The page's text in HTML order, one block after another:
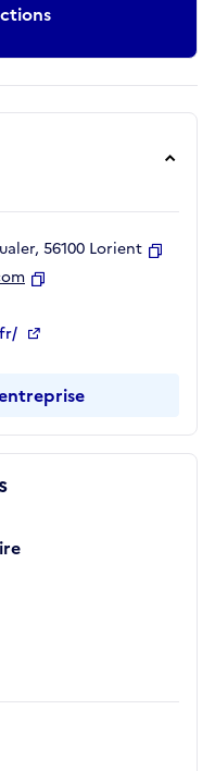
56100 Lorient